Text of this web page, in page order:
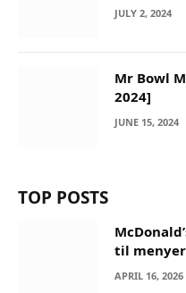
JULY 2, 2024
Mr Bowl
2024]
JUNE 15, 2024
TOP POSTS
til
APRIL 16, 2026